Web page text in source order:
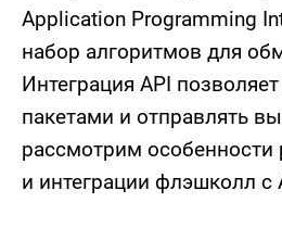
Application Programming
набор алгоритмов для
Интеграция API
пакетами и отправлять
рассмотрим особенности
и интеграции флэшколл с